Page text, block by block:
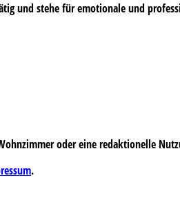
und stehe für emotionale und
oder eine redaktionelle
.